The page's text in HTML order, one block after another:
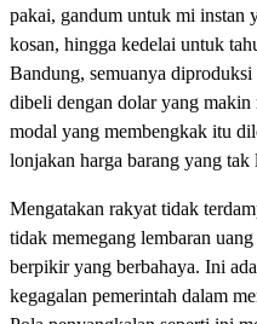
pakai, gandum untuk mi instan
kosan, hingga kedelai untuk
Bandung, semuanya
dibeli dengan dolar yang
modal yang membengkak itu
lonjakan harga barang yang tak
Mengatakan rakyat tidak
tidak memegang lembaran uang
berpikir yang berbahaya. Ini
kegagalan pemerintah dalam